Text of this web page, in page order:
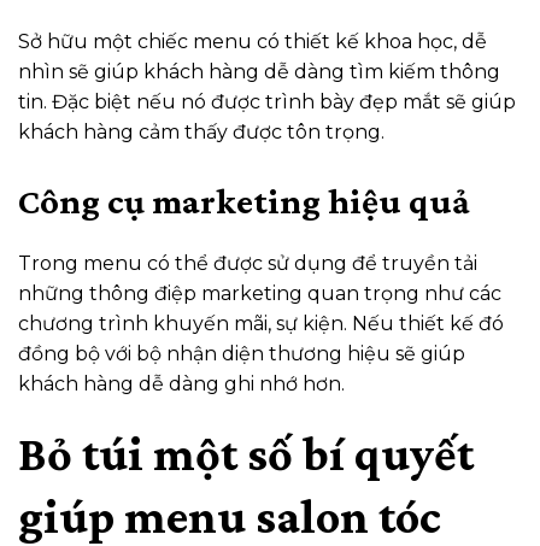
Sở hữu một chiếc menu có thiết kế khoa học, dễ
nhìn sẽ giúp khách hàng dễ dàng tìm kiếm thông
tin. Đặc biệt nếu nó được trình bày đẹp mắt sẽ giúp
khách hàng cảm thấy được tôn trọng.
Công cụ marketing hiệu quả
Trong menu có thể được sử dụng để truyền tải
những thông điệp marketing quan trọng như các
chương trình khuyến mãi, sự kiện. Nếu thiết kế đó
đồng bộ với bộ nhận diện thương hiệu sẽ giúp
khách hàng dễ dàng ghi nhớ hơn.
Bỏ túi một số bí quyết
giúp menu salon tóc